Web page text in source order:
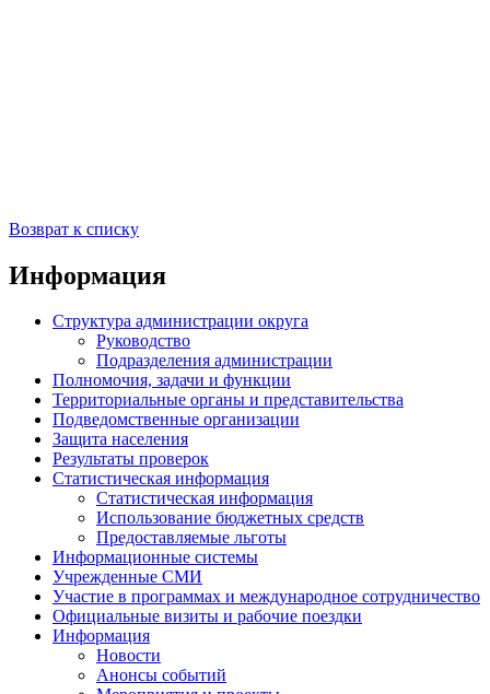
Возврат к списку
Информация
Структура администрации округа
Руководство
Подразделения администрации
Полномочия, задачи и функции
Территориальные органы и представительства
Подведомственные организации
Защита населения
Результаты проверок
Статистическая информация
Статистическая информация
Использование бюджетных средств
Предоставляемые льготы
Информационные системы
Учрежденные СМИ
Участие в программах и международное сотрудничество
Официальные визиты и рабочие поездки
Информация
Новости
Анонсы событий